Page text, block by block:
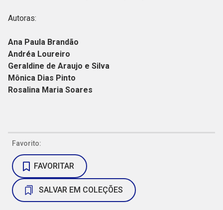
Autoras:
Ana Paula Brandão
Andréa Loureiro
Geraldine de Araujo e Silva
Mônica Dias Pinto
Rosalina Maria Soares
Favorito:
FAVORITAR
SALVAR EM COLEÇÕES